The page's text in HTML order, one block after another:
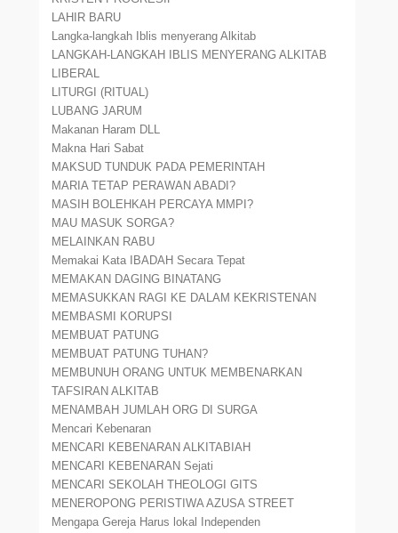
LAHIR BARU
Langka-langkah Iblis menyerang Alkitab
LANGKAH-LANGKAH IBLIS MENYERANG ALKITAB
LIBERAL
LITURGI (RITUAL)
LUBANG JARUM
Makanan Haram DLL
Makna Hari Sabat
MAKSUD TUNDUK PADA PEMERINTAH
MARIA TETAP PERAWAN ABADI?
MASIH BOLEHKAH PERCAYA MMPI?
MAU MASUK SORGA?
MELAINKAN RABU
Memakai Kata IBADAH Secara Tepat
MEMAKAN DAGING BINATANG
MEMASUKKAN RAGI KE DALAM KEKRISTENAN
MEMBASMI KORUPSI
MEMBUAT PATUNG
MEMBUAT PATUNG TUHAN?
MEMBUNUH ORANG UNTUK MEMBENARKAN
TAFSIRAN ALKITAB
MENAMBAH JUMLAH ORG DI SURGA
Mencari Kebenaran
MENCARI KEBENARAN ALKITABIAH
MENCARI KEBENARAN Sejati
MENCARI SEKOLAH THEOLOGI GITS
MENEROPONG PERISTIWA AZUSA STREET
Mengapa Gereja Harus lokal Independen